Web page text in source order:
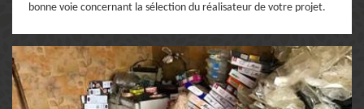
bonne voie concernant la sélection du réalisateur de votre projet.